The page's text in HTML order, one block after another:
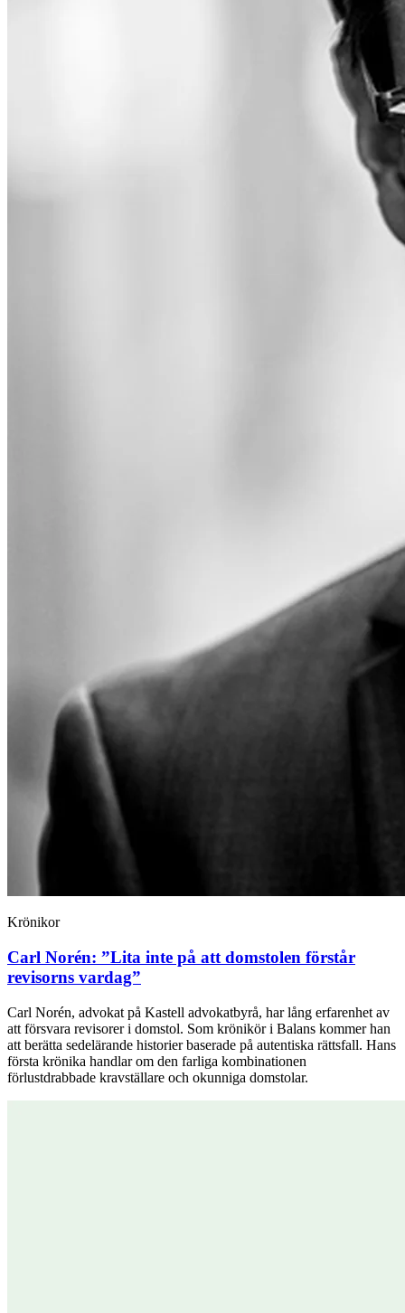
Krönikor
Carl Norén: ”Lita inte på att domstolen förstår
revisorns vardag”
Carl Norén, advokat på Kastell advokatbyrå, har lång erfarenhet av
att försvara revisorer i domstol. Som krönikör i Balans kommer han
att berätta sedelärande historier baserade på autentiska rättsfall. Hans
första krönika handlar om den farliga kombinationen
förlustdrabbade kravställare och okunniga domstolar.